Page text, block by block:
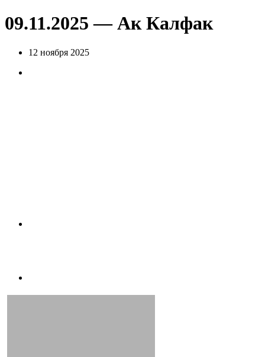
09.11.2025 — Ак Калфак
12 ноября 2025